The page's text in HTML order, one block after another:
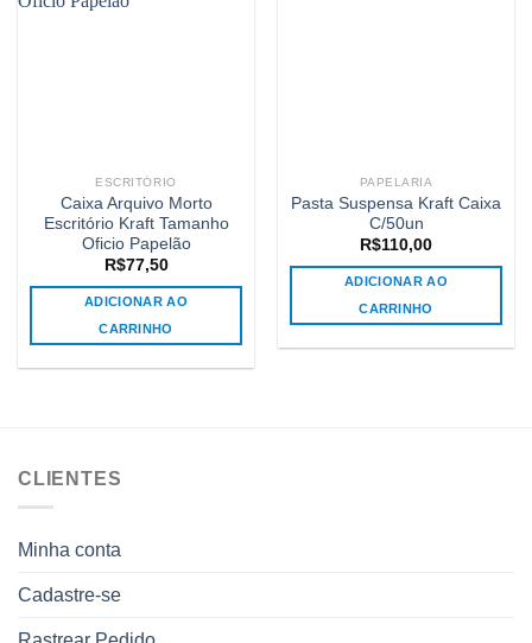
ESCRITÓRIO
Caixa Arquivo Morto
Escritório Kraft Tamanho
Oficio Papelão
R$77,50
ADICIONAR AO
CARRINHO
PAPELARIA
Pasta Suspensa Kraft Caixa
C/50un
R$110,00
ADICIONAR AO
CARRINHO
CLIENTES
Minha conta
Cadastre-se